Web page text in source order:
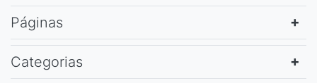
Páginas
Categorias